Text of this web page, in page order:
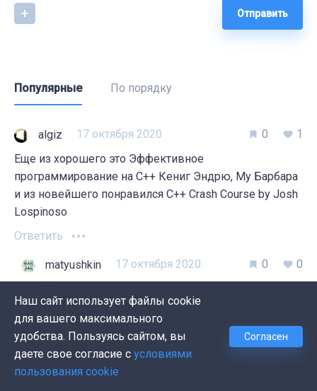
Отправить
Популярные По порядку
algiz 17 октября 2020 0
1
Еще из хорошего это Эффективное
программирование на С++ Кениг Эндрю, Му Барбара
и из новейшего понравился C++ Crash Course by Josh
Lospinoso
Ответить
matyushkin
17 октября 2020
algiz
0 0
Благодарю за дополнение!
Ответить
svinobaklan6975 03 октября 2020
Наш сайт использует файлы cookie
для вашего максимального
удобства. Пользуясь сайтом, вы
даете свое согласие с условиями
пользования cookie
Согласен